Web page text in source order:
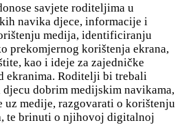
savjete roditeljima u
navika djece, informacije i
medija, identificiranju
prekomjernog korištenja ekrana,
kao i ideje za zajedničke
ekranima. Roditelji bi trebali
dobrim medijskim navikama,
medije, razgovarati o korištenju
te brinuti o njihovoj digitalnoj